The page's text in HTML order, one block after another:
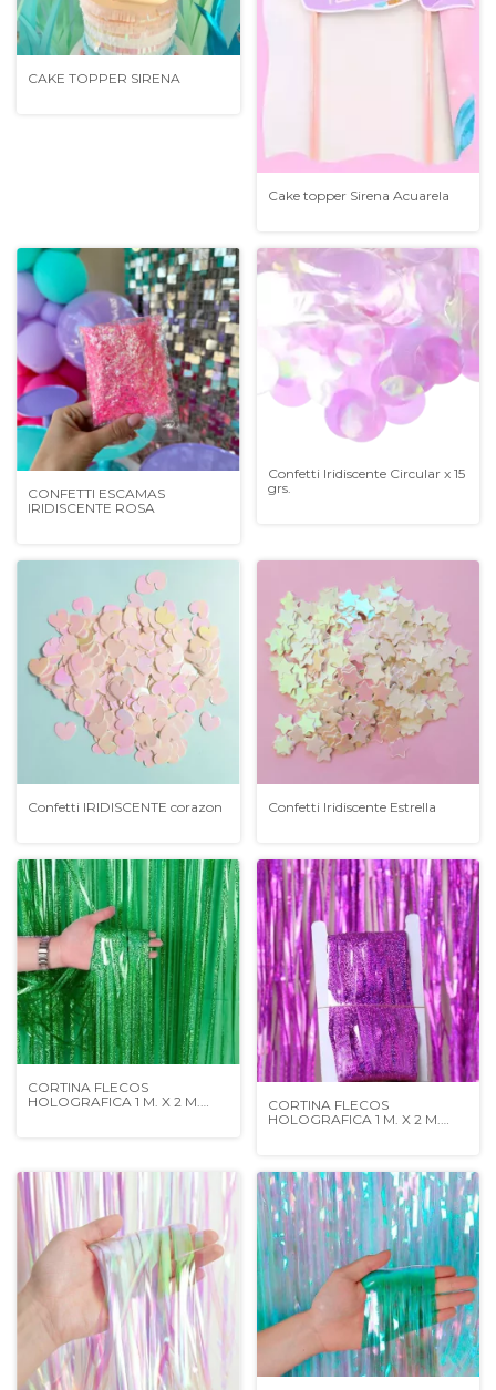
CAKE TOPPER SIRENA
Cake topper Sirena Acuarela
CONFETTI ESCAMAS
IRIDISCENTE ROSA
Confetti Iridiscente Circular x 15
grs.
Confetti IRIDISCENTE corazon Confetti Iridiscente Estrella
CORTINA FLECOS
HOLOGRAFICA 1 M. X 2 M.
CORTINA FLECOS
HOLOGRAFICA 1 M. X 2 M.